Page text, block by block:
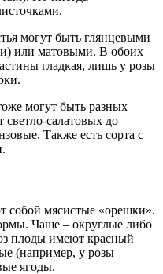
могут быть глянцевыми
или матовыми. В обоих
гладкая, лишь у розы
могут быть разных
салатовых до
Также есть сорта с
собой мясистые «орешки».
Чаще – округлые либо
плоды имеют красный
(например, у розы
ягоды.